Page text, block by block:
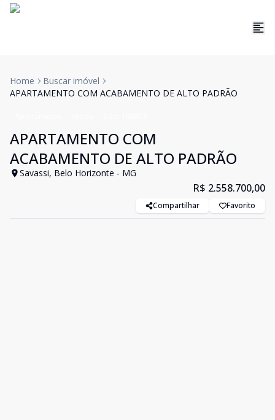
Home
Buscar imóvel
APARTAMENTO COM ACABAMENTO DE ALTO PADRÃO
APARTAMENTO COM
ACABAMENTO DE ALTO PADRÃO
Savassi, Belo Horizonte - MG
R$ 2.558.700,00
Compartilhar Favorito